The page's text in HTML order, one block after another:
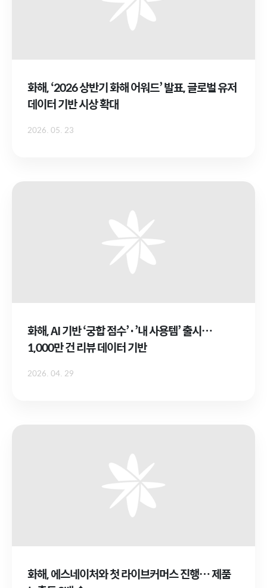
화해, ‘2026 상반기 화해 어워드’ 발표, 글로벌 유저
데이터 기반 시상 확대
2026. 05. 23
화해, AI 기반 ‘궁합 점수’·’내 사용템’ 출시…
1,000만 건 리뷰 데이터 기반
2026. 04. 29
화해, 에스네이처와 첫 라이브커머스 진행… 제품